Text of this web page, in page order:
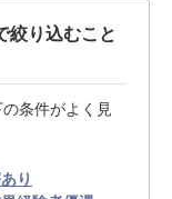
絞り込むこと
条件がよく見
り